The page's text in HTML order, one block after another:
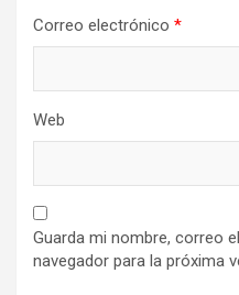
Correo electrónico *
Web
Guarda mi nombre, correo
navegador para la próxima